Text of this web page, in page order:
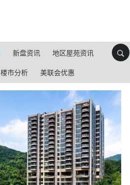
新盘资讯 地区屋苑资讯
楼市分析 美联会优惠